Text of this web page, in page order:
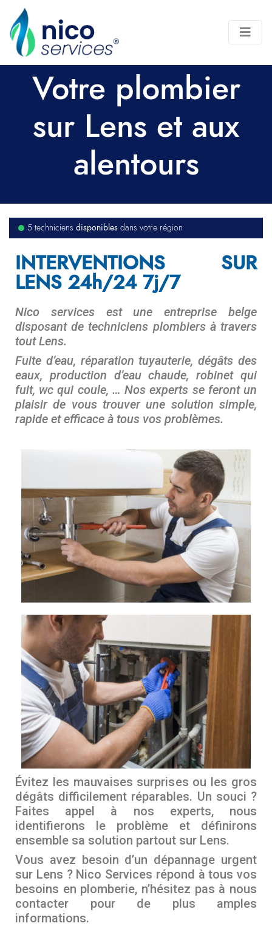
Votre plombier
sur Lens et aux
alentours
5 techniciensdisponibles dans votre région
INTERVENTIONS SUR
LENS 24h/24 7j/7
Nico services est une entreprise belge
disposant de techniciens plombiers à travers
tout Lens.
Fuite d’eau, réparation tuyauterie, dégâts des
eaux, production d’eau chaude, robinet qui
fuit, wc qui coule, … Nos experts se feront un
plaisir de vous trouver une solution simple,
rapide et efficace à tous vos problèmes.
Évitez les mauvaises surprises ou les gros
dégâts difficilement réparables. Un souci ?
Faites appel à nos experts, nous
identifierons le problème et définirons
ensemble sa solution partout sur Lens.
Vous avez besoin d’un dépannage urgent
sur Lens ? Nico Services répond à tous vos
besoins en plomberie, n’hésitez pas à nous
contacter pour de plus amples
informations.